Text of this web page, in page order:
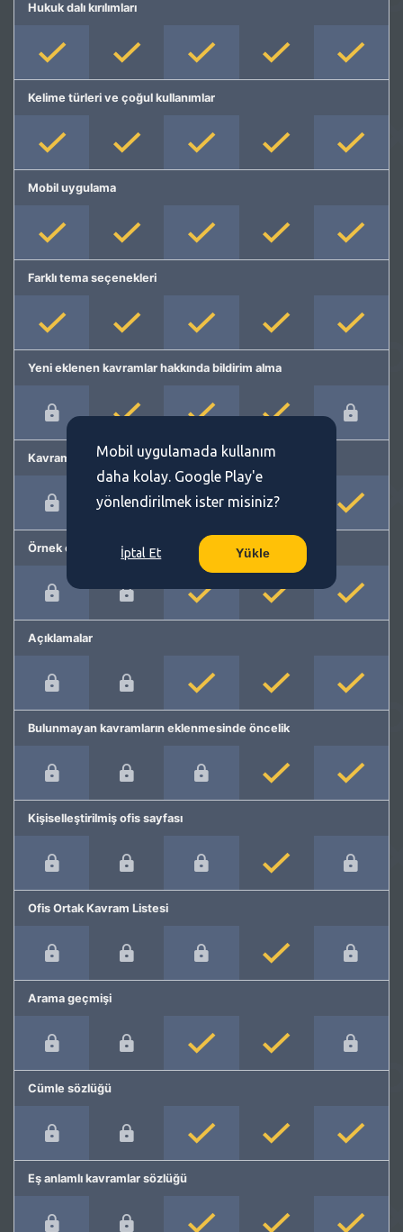
Hukuk dalı kırılımları
Kelime türleri ve çoğul kullanımlar
Mobil uygulama
Farklı tema seçenekleri
Yeni eklenen kavramlar hakkında bildirim alma
Kavram önerme
Örnek cümleler
Açıklamalar
Bulunmayan kavramların eklenmesinde öncelik
Kişiselleştirilmiş ofis sayfası
Ofis Ortak Kavram Listesi
Arama geçmişi
Cümle sözlüğü
Eş anlamlı kavramlar sözlüğü
Mobil uygulamada kullanım
daha kolay. Google Play'e
yönlendirilmek ister misiniz?
İptal Et Yükle